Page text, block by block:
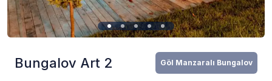
Bungalov Art 2 Göl Manzaralı Bungalov